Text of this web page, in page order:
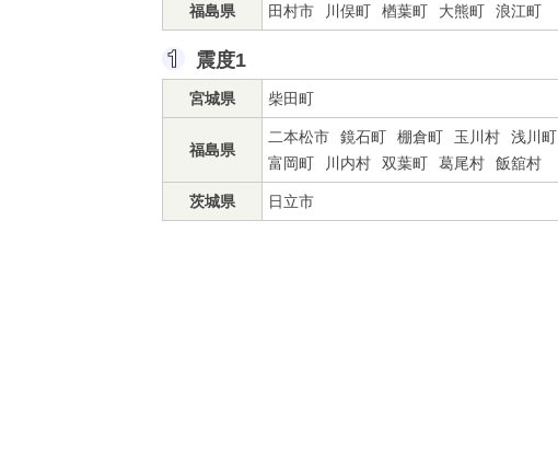
福島県 田村市 川俣町 楢葉町 大熊町 浪江町
震度1
宮城県 柴田町
福島県
二本松市 鏡石町 棚倉町 玉川村 浅川町
富岡町
川内村 双葉町 葛尾村 飯舘村
茨城県 日立市